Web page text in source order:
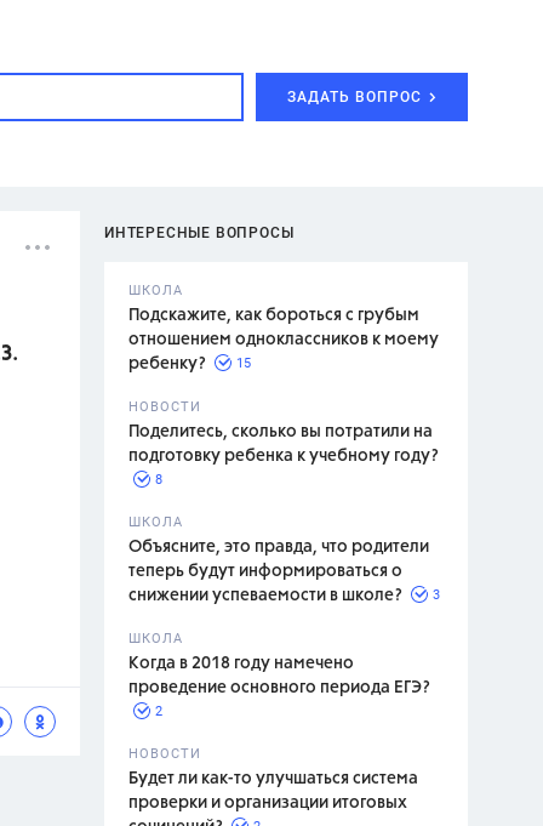
ЗАДАТЬ ВОПРОС
ИНТЕРЕСНЫЕ ВОПРОСЫ
ШКОЛА
Подскажите, как бороться с грубым
отношением одноклассников к моему
ребенку?
15
НОВОСТИ
Поделитесь, сколько вы потратили на
подготовку ребенка к учебному году?
8
ШКОЛА
Объясните, это правда, что родители
теперь будут информироваться о
снижении успеваемости в школе?
3
ШКОЛА
Когда в 2018 году намечено
проведение основного периода ЕГЭ?
2
НОВОСТИ
Будет ли как-то улучшаться система
проверки и организации итоговых